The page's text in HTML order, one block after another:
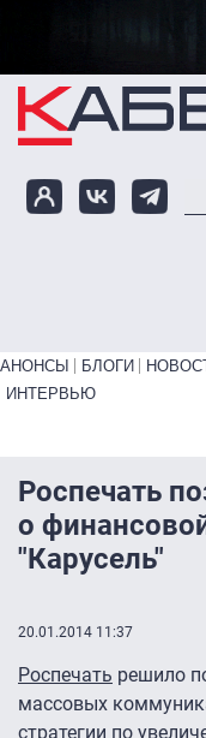
Перейти к
Primary links bottom
АНОНСЫ БЛОГИ
ИНТЕРВЬЮ
Роспечать
о
"Карусель"
20.01.2014 11:37
Роспечать решило
массовых
стратегии по